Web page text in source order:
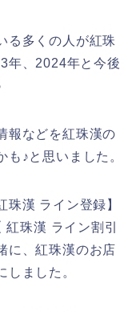
る多くの人が紅珠
年、2024年と今後
報などを紅珠漢の
♪と思いました。
漢 ライン登録】
珠漢 ライン割引
に、紅珠漢のお店
ました。